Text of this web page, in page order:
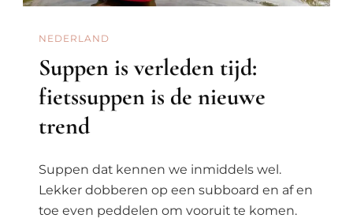
NEDERLAND
Suppen is verleden tijd:
fietssuppen is de nieuwe
trend
Suppen dat kennen we inmiddels wel.
Lekker dobberen op een subboard en af en
toe even peddelen om vooruit te komen.